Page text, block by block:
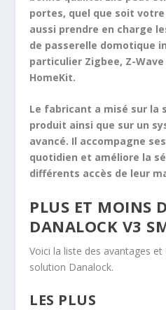
portes, quel que soit
aussi prendre en charge
de passerelle domotique
particulier Zigbee, Z-
HomeKit.
Le fabricant a misé sur la
produit ainsi que sur un
avancé. Il accompagne
quotidien et améliore la
différents accès de leur
PLUS ET MOINS
DANALOCK V3
Voici la liste des avantages
solution Danalock.
LES PLUS